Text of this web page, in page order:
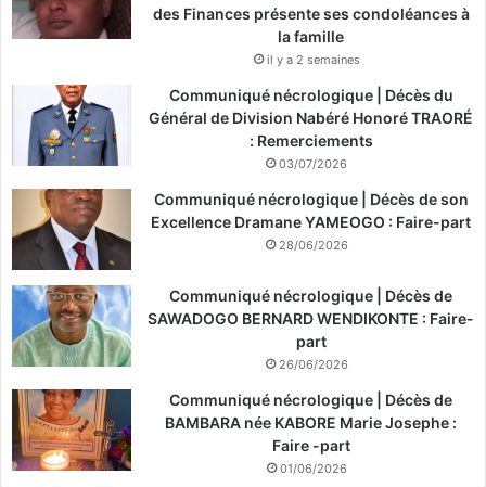
des Finances présente ses condoléances à
la famille
il y a 2 semaines
Communiqué nécrologique | Décès du
Général de Division Nabéré Honoré TRAORÉ
: Remerciements
03/07/2026
Communiqué nécrologique | Décès de son
Excellence Dramane YAMEOGO : Faire-part
28/06/2026
Communiqué nécrologique | Décès de
SAWADOGO BERNARD WENDIKONTE : Faire-
part
26/06/2026
Communiqué nécrologique | Décès de
BAMBARA née KABORE Marie Josephe :
Faire -part
01/06/2026